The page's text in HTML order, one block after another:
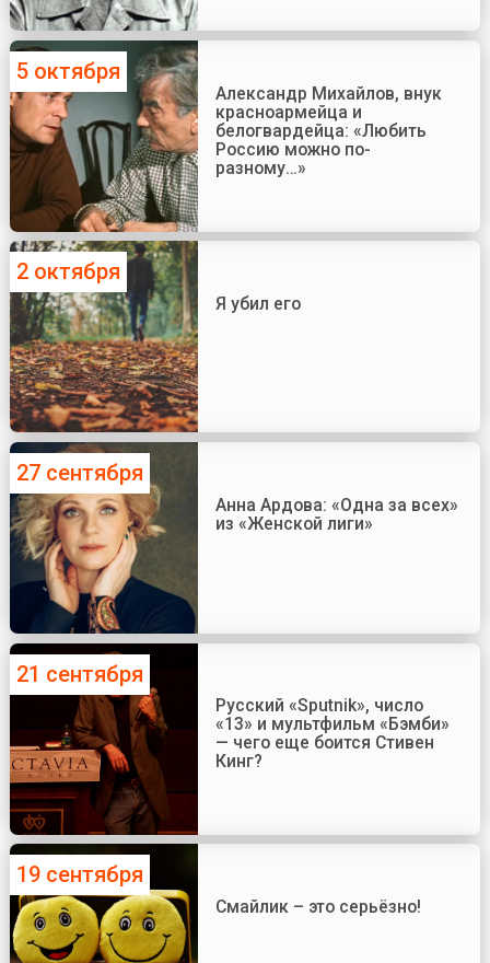
5 октября
Александр Михайлов, внук
красноармейца и
белогвардейца: «Любить
Россию можно по-
разному…»
2 октября
Я убил его
27 сентября
Анна Ардова: «Одна за всех»
из «Женской лиги»
21 сентября
Русский «Sputnik», число
«13» и мультфильм «Бэмби»
— чего еще боится Стивен
Кинг?
19 сентября
Смайлик – это серьёзно!